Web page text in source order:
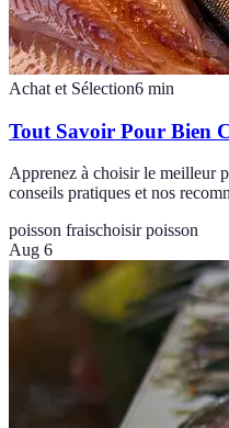
Achat et Sélection6 min
Tout Savoir Pour Bien
Apprenez à choisir le meilleur
conseils pratiques et nos
poisson fraischoisir poisson
Aug 6